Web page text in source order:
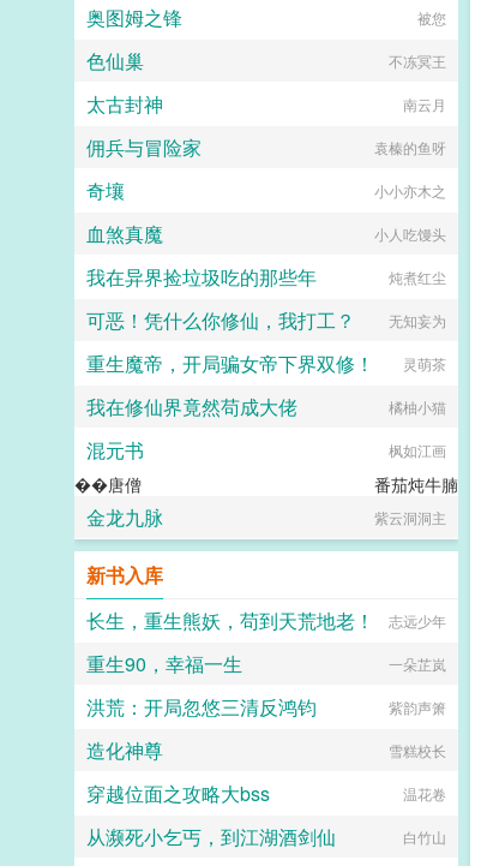
奥图姆之锋 被您
色仙巢 不冻冥王
太古封神 南云月
佣兵与冒险家 袁榛的鱼呀
奇壤 小小亦木之
血煞真魔 小人吃馒头
我在异界捡垃圾吃的那些年 炖煮红尘
可恶！凭什么你修仙，我打工？ 无知妄为
重生魔帝，开局骗女帝下界双修！ 灵萌茶
我在修仙界竟然苟成大佬 橘柚小猫
混元书 枫如江画
��唐僧 番茄炖牛腩
金龙九脉 紫云洞洞主
新书入库
长生，重生熊妖，苟到天荒地老！
志远少年
重生90，幸福一生 一朵芷岚
洪荒：开局忽悠三清反鸿钧 紫韵声箫
造化神尊 雪糕校长
穿越位面之攻略大bss 温花卷
从濒死小乞丐，到江湖酒剑仙 白竹山